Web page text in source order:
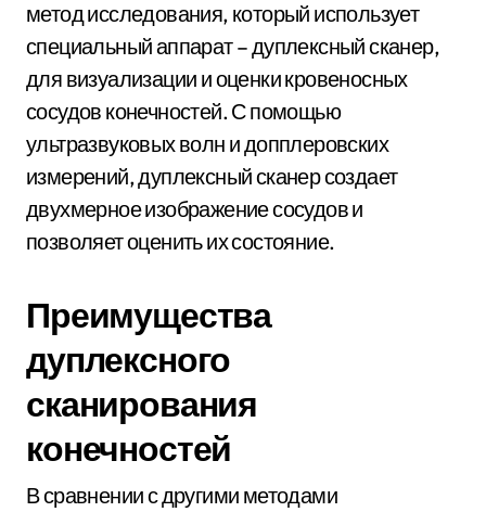
метод исследования, который использует
специальный аппарат – дуплексный сканер,
для визуализации и оценки кровеносных
сосудов конечностей. С помощью
ультразвуковых волн и допплеровских
измерений, дуплексный сканер создает
двухмерное изображение сосудов и
позволяет оценить их состояние.
Преимущества
дуплексного
сканирования
конечностей
В сравнении с другими методами